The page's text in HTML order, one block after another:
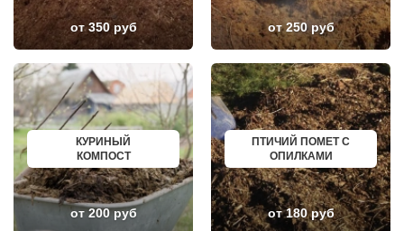
МОСКОВСКИЙ
МУХАНОВО
МЫТИЩИ
НАРО-ФОМИНСК
НАХАБИНО
НЕКРАСОВКА
НЕКРАСОВСКИЙ
НЕМЧИНОВКА
НИЖНЕЕ ВАЛУЕВО
НОВИНКИ
НОВОБРАТЦЕВСКИЙ
НОВОИВАНОВСКОЕ
НОВОПЕТРОВСКОЕ
НОВОПОДРЕЗКОВО
НОВОСИНЬКОВО
КУЗНЕЦК
БАЛАШОВ
ВЫШНИЙ ВОЛОЧЕК
БЕЛОЯРСКИЙ
ГУСЬ ХРУСТАЛЬНЫЙ
ИЗБЕРБАШ
НАЗРАНЬ
АБИНСК
ПЕРЕВОЗ
ИСКИТИМ
СЫСЕРТЬ
КЫЗЫЛ
МИХАЙЛОВКА
АКСАЙ
ПЕРЕСЛАВЛЬ ЗАЛЕССКИЙ
ЖУКОВ
от 350 руб от 250 руб
КУРИНЫЙ
КОМПОСТ
от 200 руб
ПТИЧИЙ ПОМЕТ С
ОПИЛКАМИ
от 180 руб